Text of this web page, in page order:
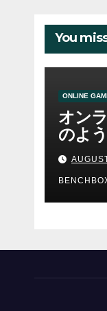
You
ONLINE
オン
のよ
ーム